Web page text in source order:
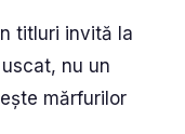
titluri invită la
nu un
mărfurilor